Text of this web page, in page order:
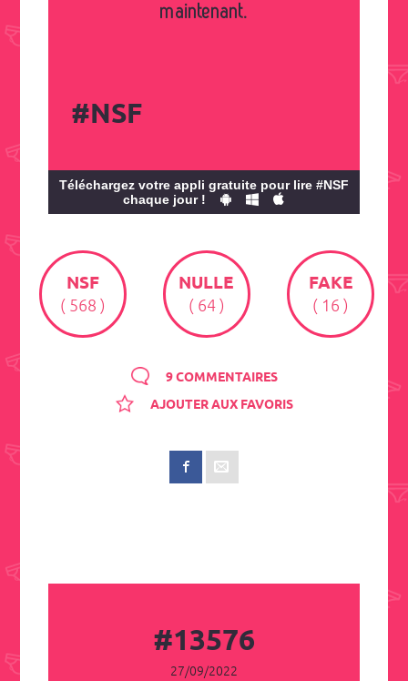
maintenant.
#NSF
Téléchargez votre appli gratuite pour lire #NSF
chaque jour !
NSF
( 568 )
NULLE
( 64 )
FAKE
( 16 )
9 COMMENTAIRES
AJOUTER AUX FAVORIS
#13576
27/09/2022